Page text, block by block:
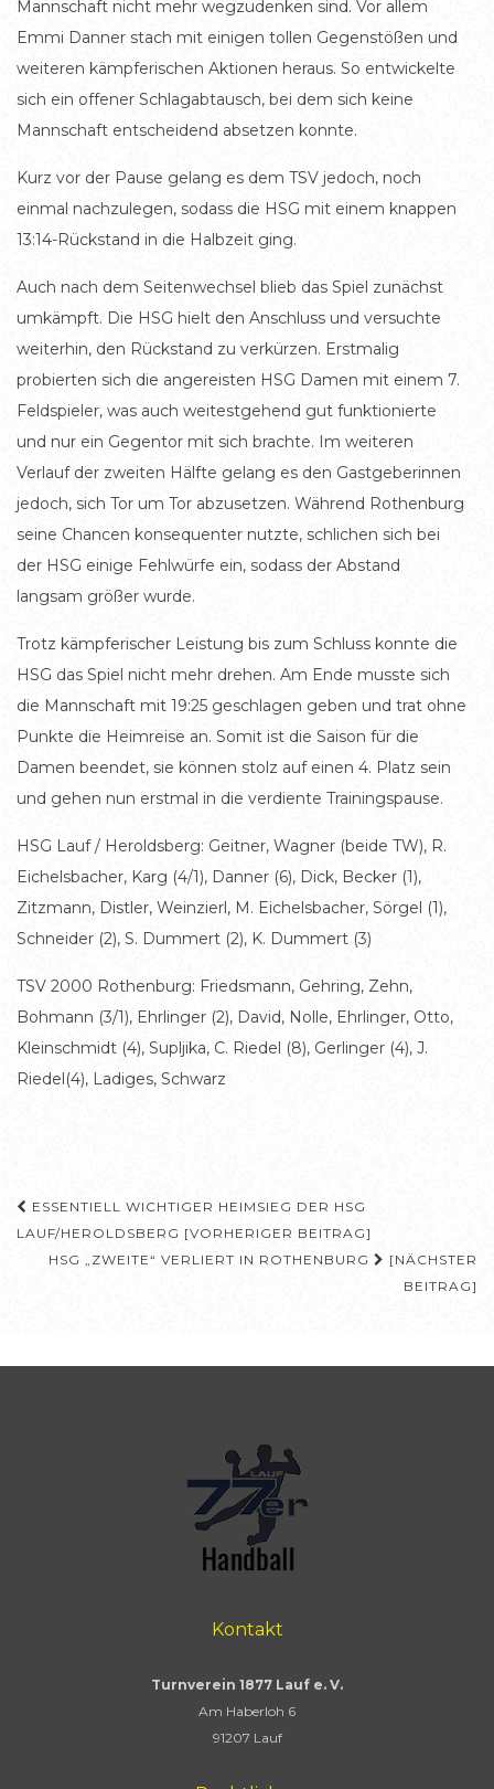
Mannschaft nicht mehr wegzudenken sind. Vor allem
Emmi Danner stach mit einigen tollen Gegenstößen und
weiteren kämpferischen Aktionen heraus. So entwickelte
sich ein offener Schlagabtausch, bei dem sich keine
Mannschaft entscheidend absetzen konnte.
Kurz vor der Pause gelang es dem TSV jedoch, noch
einmal nachzulegen, sodass die HSG mit einem knappen
13:14-Rückstand in die Halbzeit ging.
Auch nach dem Seitenwechsel blieb das Spiel zunächst
umkämpft. Die HSG hielt den Anschluss und versuchte
weiterhin, den Rückstand zu verkürzen. Erstmalig
probierten sich die angereisten HSG Damen mit einem 7.
Feldspieler, was auch weitestgehend gut funktionierte
und nur ein Gegentor mit sich brachte. Im weiteren
Verlauf der zweiten Hälfte gelang es den Gastgeberinnen
jedoch, sich Tor um Tor abzusetzen. Während Rothenburg
seine Chancen konsequenter nutzte, schlichen sich bei
der HSG einige Fehlwürfe ein, sodass der Abstand
langsam größer wurde.
Trotz kämpferischer Leistung bis zum Schluss konnte die
HSG das Spiel nicht mehr drehen. Am Ende musste sich
die Mannschaft mit 19:25 geschlagen geben und trat ohne
Punkte die Heimreise an. Somit ist die Saison für die
Damen beendet, sie können stolz auf einen 4. Platz sein
und gehen nun erstmal in die verdiente Trainingspause.
HSG Lauf / Heroldsberg: Geitner, Wagner (beide TW), R.
Eichelsbacher, Karg (4/1), Danner (6), Dick, Becker (1),
Zitzmann, Distler, Weinzierl, M. Eichelsbacher, Sörgel (1),
Schneider (2), S. Dummert (2), K. Dummert (3)
TSV 2000 Rothenburg: Friedsmann, Gehring, Zehn,
Bohmann (3/1), Ehrlinger (2), David, Nolle, Ehrlinger, Otto,
Kleinschmidt (4), Supljika, C. Riedel (8), Gerlinger (4), J.
Riedel(4), Ladiges, Schwarz
Beitragsnavigation
ESSENTIELL WICHTIGER HEIMSIEG DER HSG
LAUF/HEROLDSBERG [VORHERIGER BEITRAG]
HSG „ZWEITE“ VERLIERT IN ROTHENBURG
[NÄCHSTER
BEITRAG]
Kontakt
Turnverein 1877 Lauf e. V.
Am Haberloh 6
91207 Lauf